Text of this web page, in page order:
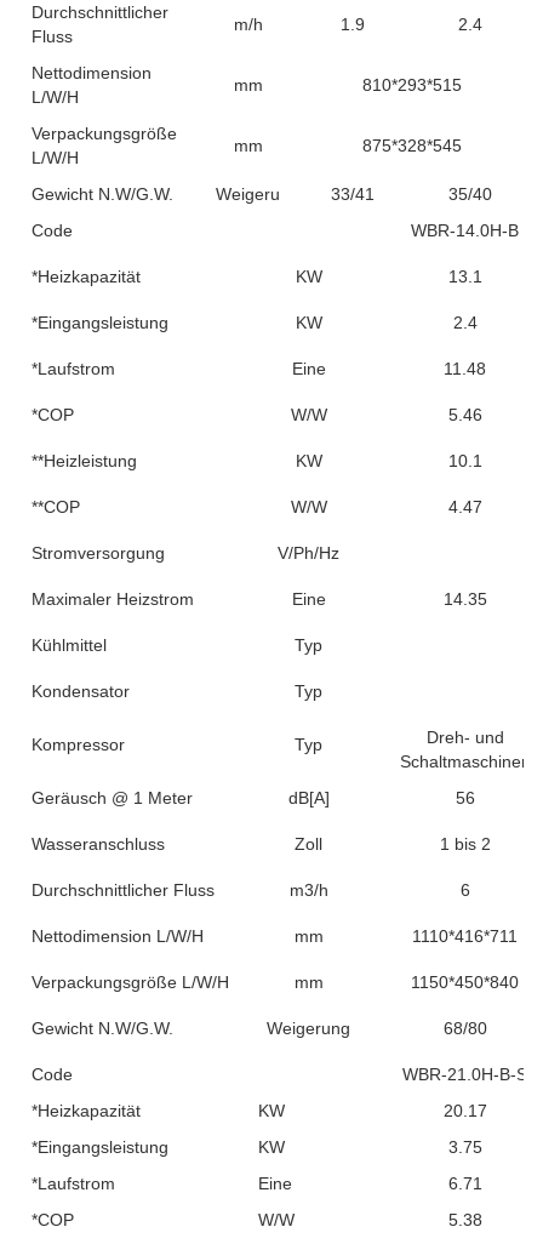
Durchschnittlicher
Fluss
m/h 1.9 2.4
Nettodimension
L/W/H
mm 810*293*515
Verpackungsgröße
L/W/H
mm 875*328*545
Gewicht N.W/G.W. Weigerung 33/41
35/40
Code
WBR-14.0H-B
*Heizkapazität KW 13.1
*Eingangsleistung KW 2.4
*Laufstrom Eine 11.48
*COP W/W 5.46
**Heizleistung KW 10.1
**COP W/W 4.47
Stromversorgung V/Ph/Hz
Maximaler Heizstrom Eine 14.35
Kühlmittel Typ
Kondensator Typ
Kompressor Typ
Dreh- und
Schaltmaschinen
Geräusch @ 1 Meter
dB[A] 56
Wasseranschluss Zoll 1 bis 2
Durchschnittlicher Fluss m3/h 6
Nettodimension L/W/H mm 1110*416*711
Verpackungsgröße L/W/H mm 1150*450*840
Gewicht N.W/G.W. Weigerung 68/80
Code
WBR-21.0H-B-S
*Heizkapazität
KW
20.17
*Eingangsleistung
KW
3.75
*Laufstrom
Eine
6.71
*COP
W/W
5.38